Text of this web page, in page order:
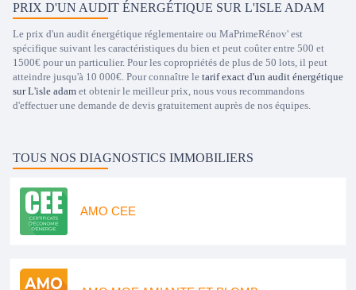
PRIX D'UN AUDIT ÉNERGÉTIQUE SUR L'ISLE ADAM
Le prix d'un audit énergétique réglementaire ou MaPrimeRénov' est
spécifique suivant les caractéristiques du bien et peut coûter entre 500 et
1500€ pour un particulier. Pour les copropriétés de plus de 50 lots, il peut
atteindre jusqu'à 10 000€. Pour connaître le tarif exact d'un audit énergétique
sur L'isle adam et obtenir le meilleur prix, nous vous recommandons
d'effectuer une demande de devis gratuitement auprès de nos équipes.
TOUS NOS DIAGNOSTICS IMMOBILIERS
AMO CEE